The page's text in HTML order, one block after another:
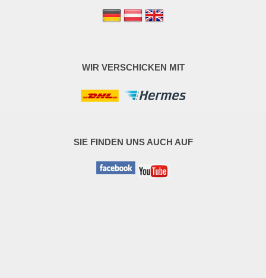
WIR VERSCHICKEN MIT
SIE FINDEN UNS AUCH AUF